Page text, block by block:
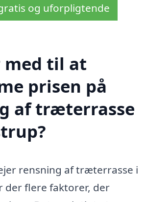
og uforpligtende
med til at
prisen på
af træterrasse
rensning af træterrasse i
der flere faktorer, der